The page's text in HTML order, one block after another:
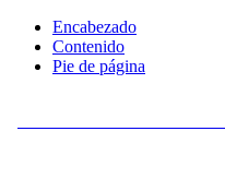
Encabezado
Contenido
Pie de página